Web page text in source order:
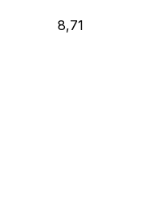
8,71